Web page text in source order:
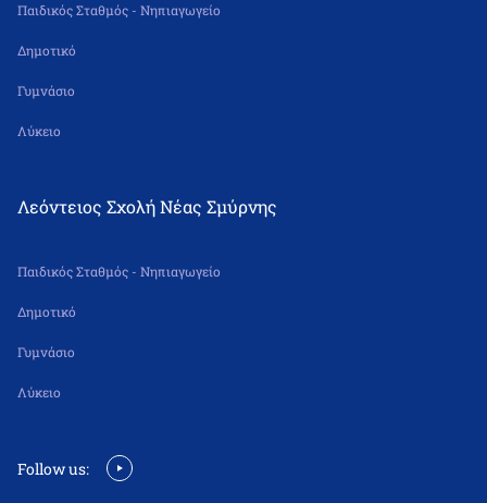
Παιδικός Σταθμός - Νηπιαγωγείο
Δημοτικό
Γυμνάσιο
Λύκειο
Λεόντειος Σχολή Νέας Σμύρνης
Παιδικός Σταθμός - Νηπιαγωγείο
Δημοτικό
Γυμνάσιο
Λύκειο
Follow us: